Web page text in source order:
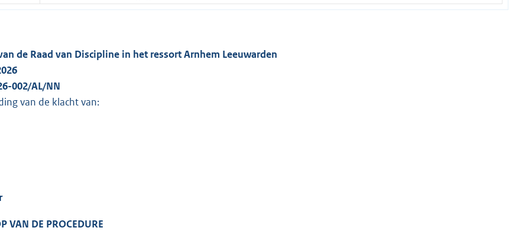
de Raad van Discipline in het ressort Arnhem Leeuwarden
002/AL/NN
van de klacht van:
VAN DE PROCEDURE